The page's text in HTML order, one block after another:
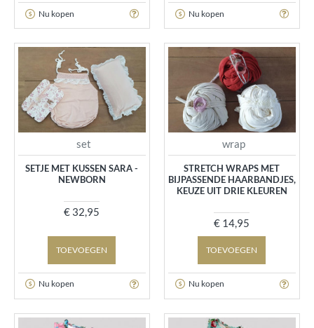
Nu kopen Nu kopen
set
SETJE MET KUSSEN SARA -
NEWBORN
€ 32,95
TOEVOEGEN
Nu kopen
wrap
STRETCH WRAPS MET
BIJPASSENDE HAARBANDJES,
KEUZE UIT DRIE KLEUREN
€ 14,95
TOEVOEGEN
Nu kopen